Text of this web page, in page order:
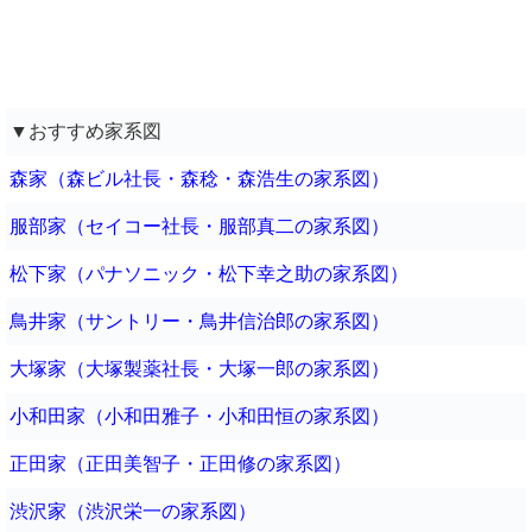
▼おすすめ家系図
森家（森ビル社長・森稔・森浩生の家系図）
服部家（セイコー社長・服部真二の家系図）
松下家（パナソニック・松下幸之助の家系図）
鳥井家（サントリー・鳥井信治郎の家系図）
大塚家（大塚製薬社長・大塚一郎の家系図）
小和田家（小和田雅子・小和田恒の家系図）
正田家（正田美智子・正田修の家系図）
渋沢家（渋沢栄一の家系図）